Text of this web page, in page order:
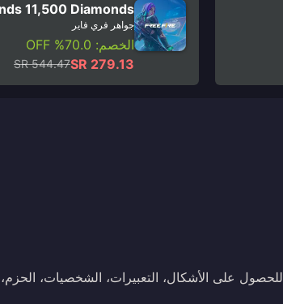
11,500 Diamonds
جواهر فري فاير
الخصم: 70.0% OFF
SR 279.13
SR 544.47
للحصول على الأشكال، التعبيرات، الشخصيات، الحزم،